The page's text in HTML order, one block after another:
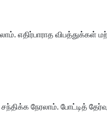
எதிர்பாராத விபத்துக்கள்
நேரலாம். போட்டித்